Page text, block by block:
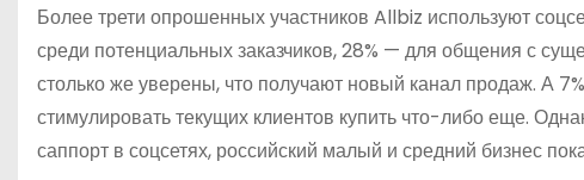
Более трети опрошенных участников Allbiz используют
среди потенциальных заказчиков, 28% — для общения с
столько же уверены, что получают новый канал продаж. А
стимулировать текущих клиентов купить что-либо еще.
саппорт в соцсетях, российский малый и средний бизнес